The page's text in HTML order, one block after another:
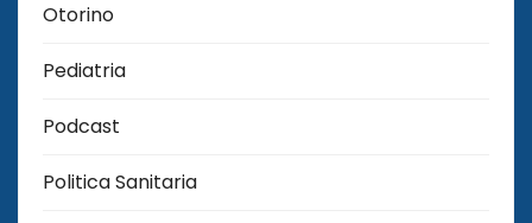
Otorino
Pediatria
Podcast
Politica Sanitaria